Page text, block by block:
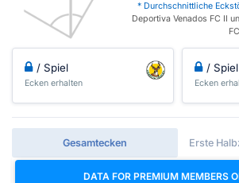
* Durchschnittliche
Deportiva Venados FC II
FC
/ Spiel
Ecken erhalten
/ Spiel
Ecken
Gesamtecken Erste
DATA FOR PREMIUM MEMBERS